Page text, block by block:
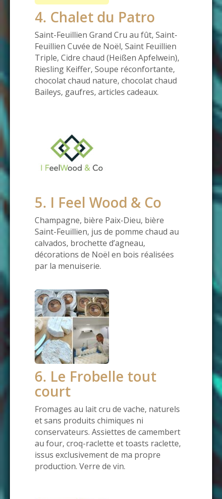
4. Chalet du Patro
Saint-Feuillien Grand Cru au fût, Saint-
Feuillien Cuvée de Noël, Saint Feuillien
Triple, Cidre chaud (Heißen Apfelwein),
Riesling Keiffer, Soupe réconfortante,
chocolat chaud nature, chocolat chaud
Baileys, gaufres, articles cadeaux.
5. I Feel Wood & Co
Champagne, bière Paix-Dieu, bière
Saint-Feuillien, jus de pomme chaud au
calvados, brochette d’agneau,
décorations de Noël en bois réalisées
par la menuiserie.
6. Le Frobelle tout
court
Fromages au lait cru de vache, naturels
et sans produits chimiques ni
conservateurs. Assiettes de camembert
au four, croq-raclette et toasts raclette,
issus exclusivement de ma propre
production. Verre de vin.